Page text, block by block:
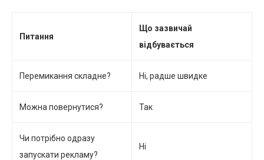
Питання
Що зазвичай
відбувається
Перемикання складне? Ні, радше швидке
Можна повернутися? Так
Чи потрібно одразу
запускати рекламу?
Ні